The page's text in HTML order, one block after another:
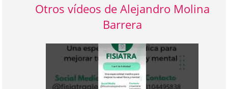
Otros vídeos de Alejandro Molina
Barrera